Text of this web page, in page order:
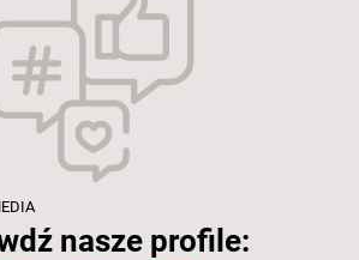
nasze profile: